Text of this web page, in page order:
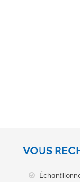
AHEGC 474914A
VOUS